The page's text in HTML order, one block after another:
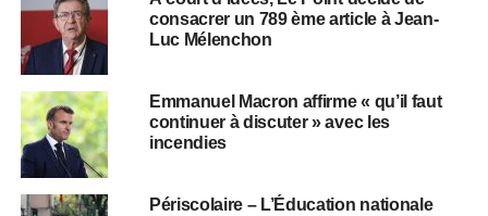
consacrer un 789 ème article à Jean-
Luc Mélenchon
Emmanuel Macron affirme « qu’il faut
continuer à discuter » avec les
incendies
Périscolaire – L’Éducation nationale